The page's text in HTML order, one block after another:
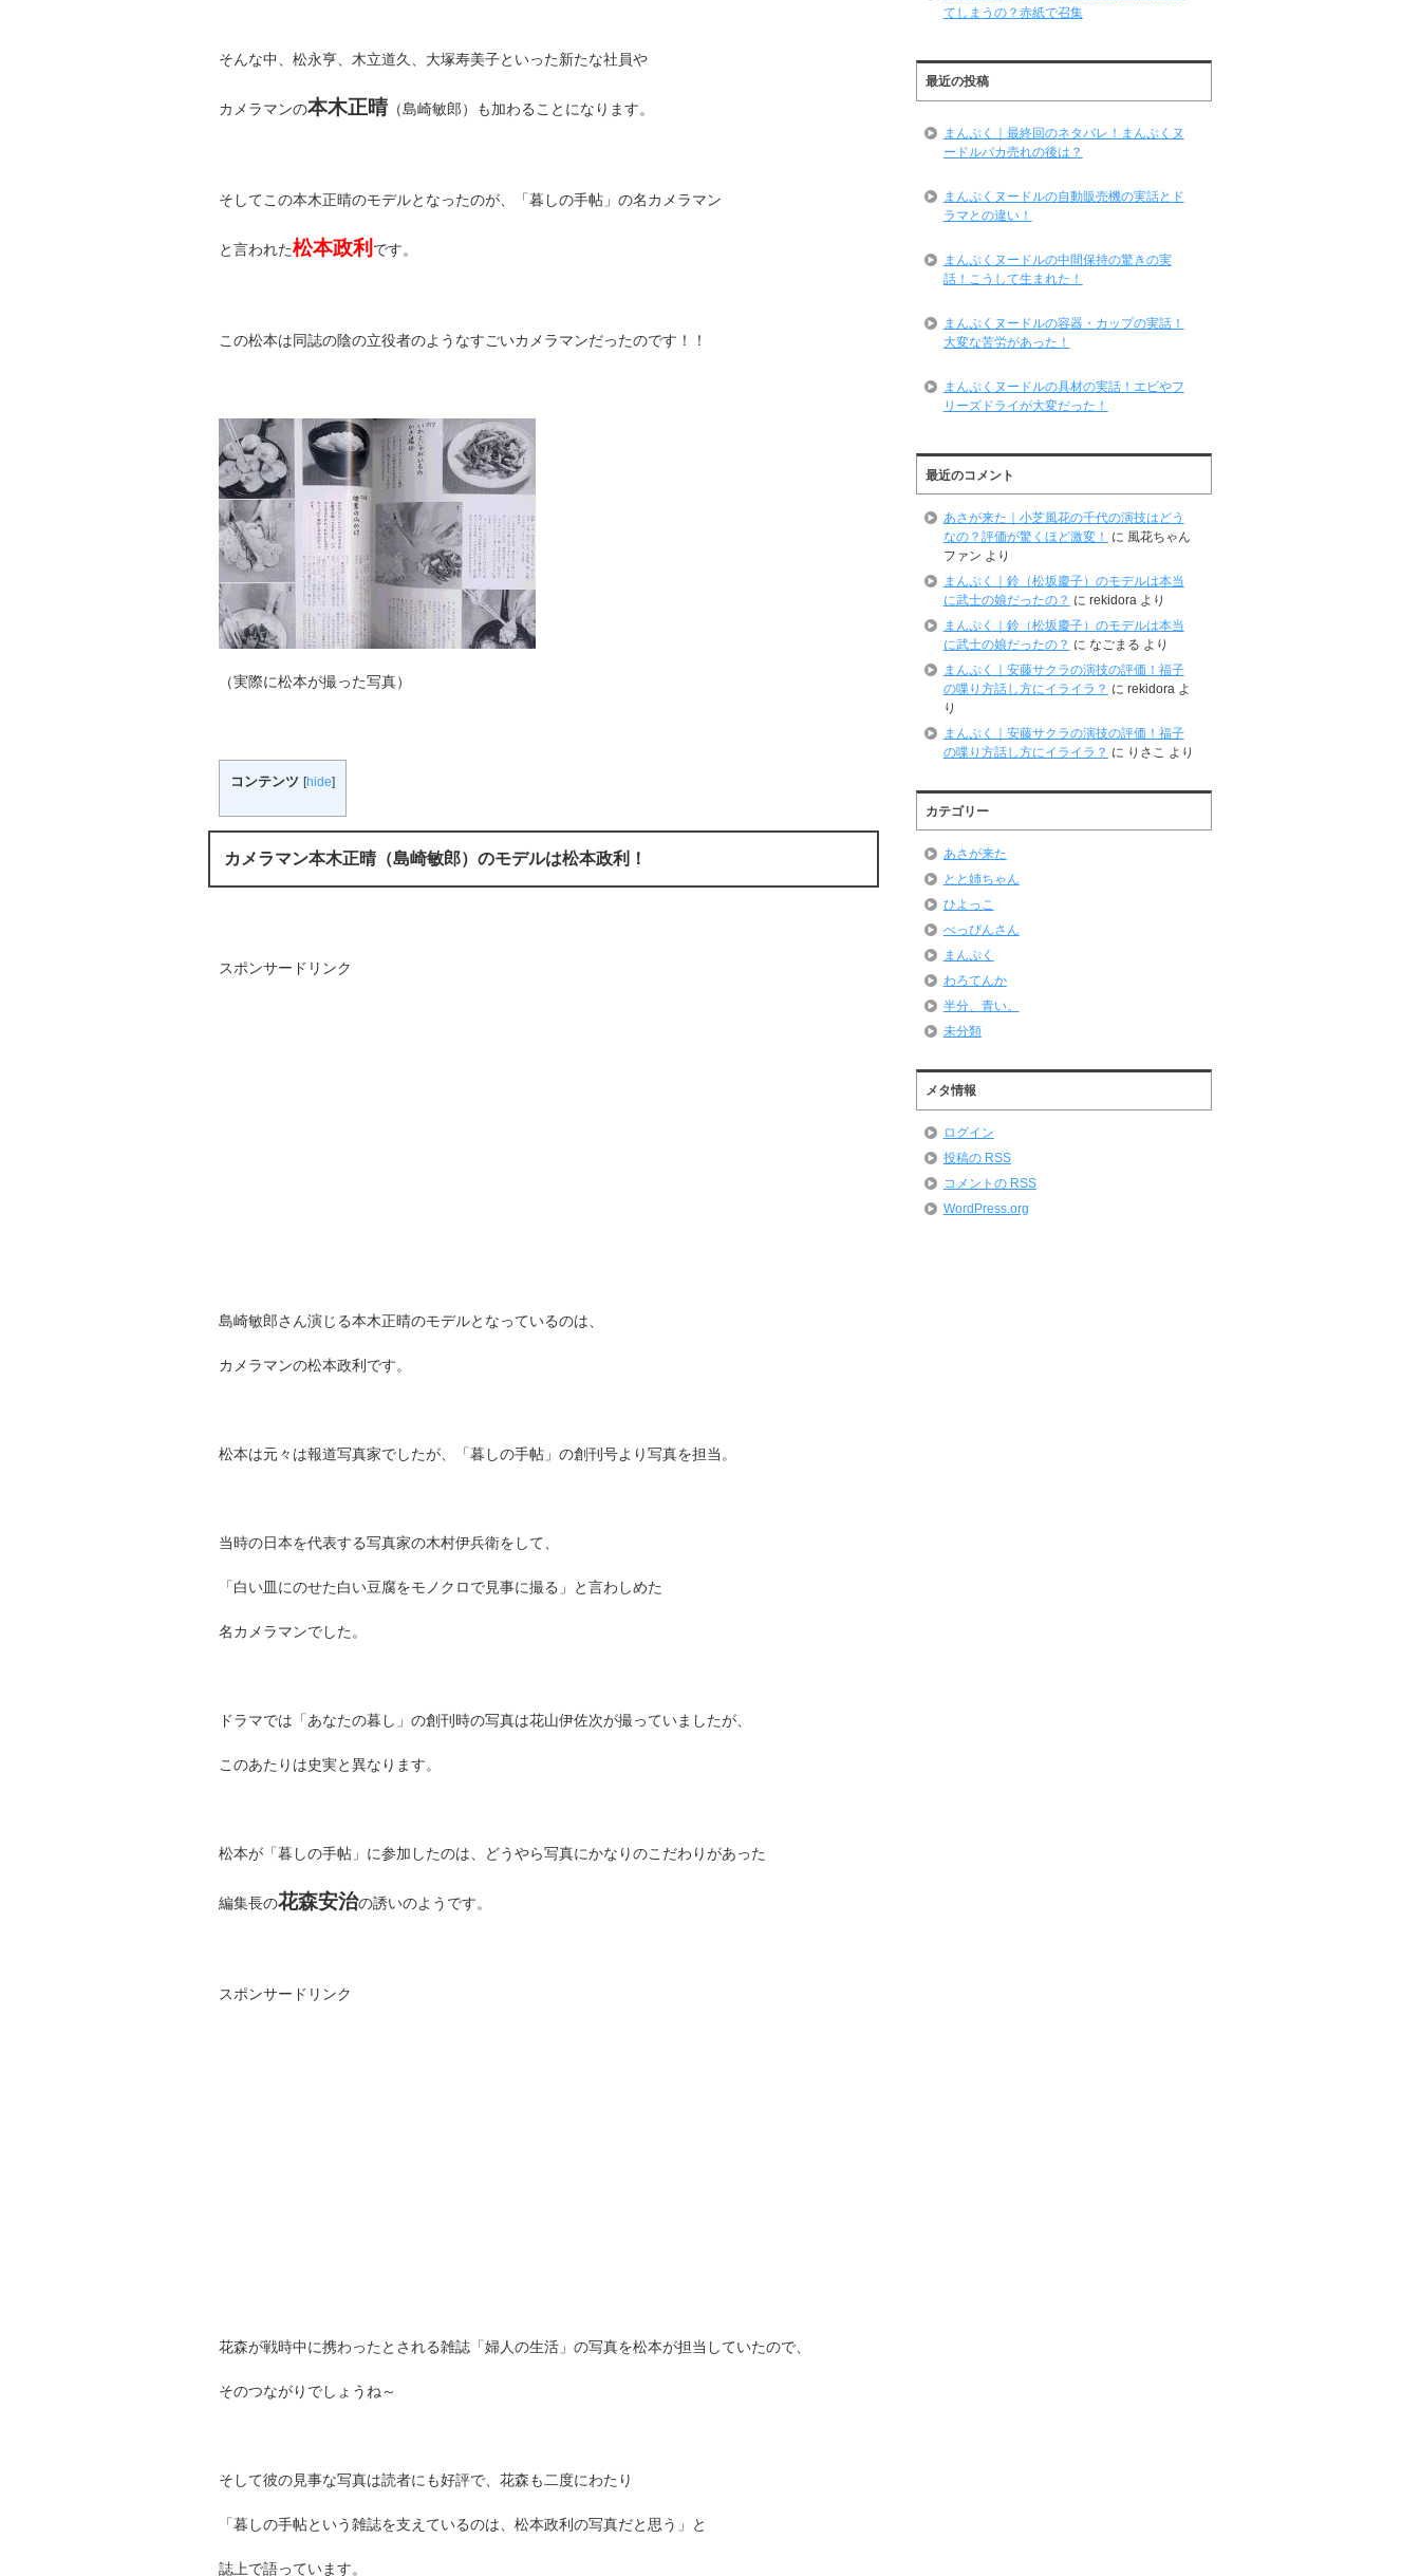
そんな中、松永亨、木立道久、大塚寿美子といった新たな社員や
カメラマンの本木正晴 （島崎敏郎）も加わることになります。
そしてこの本木正晴のモデルとなったのが、「暮しの手帖」の名カメラマン
と言われた松本政利 です。
この松本は同誌の陰の立役者のようなすごいカメラマンだったのです！！
（実際に松本が撮った写真）
コンテンツ [hide]
カメラマン本木正晴（島崎敏郎）のモデルは松本政利！
スポンサードリンク
島崎敏郎さん演じる本木正晴のモデルとなっているのは、
カメラマンの松本政利です。
松本は元々は報道写真家でしたが、「暮しの手帖」の創刊号より写真を担当。
当時の日本を代表する写真家の木村伊兵衛をして、
「白い皿にのせた白い豆腐をモノクロで見事に撮る」と言わしめた
名カメラマンでした。
ドラマでは「あなたの暮し」の創刊時の写真は花山伊佐次が撮っていましたが、
このあたりは史実と異なります。
松本が「暮しの手帖」に参加したのは、どうやら写真にかなりのこだわりがあった
編集長の花森安治の誘いのようです。
スポンサードリンク
花森が戦時中に携わったとされる雑誌「婦人の生活」の写真を松本が担当していたので、
そのつながりでしょうね～
そして彼の見事な写真は読者にも好評で、花森も二度にわたり
「暮しの手帖という雑誌を支えているのは、松本政利の写真だと思う」と
誌上で語っています。
てしまうの？赤紙で召集
最近の投稿
まんぷく｜最終回のネタバレ！まんぷくヌ
ードルバカ売れの後は？
まんぷくヌードルの自動販売機の実話とド
ラマとの違い！
まんぷくヌードルの中間保持の驚きの実
話！こうして生まれた！
まんぷくヌードルの容器・カップの実話！
大変な苦労があった！
まんぷくヌードルの具材の実話！エビやフ
リーズドライが大変だった！
最近のコメント
あさが来た｜小芝風花の千代の演技はどう
なの？評価が驚くほど激変！
に 風花ちゃん
ファン より
まんぷく｜鈴（松坂慶子）のモデルは本当
に武士の娘だったの？ に rekidora より
まんぷく｜鈴（松坂慶子）のモデルは本当
に武士の娘だったの？ に なごまる より
まんぷく｜安藤サクラの演技の評価！福子
の喋り方話し方にイライラ？ に rekidora よ
り
まんぷく｜安藤サクラの演技の評価！福子
の喋り方話し方にイライラ？ に りさこ より
カテゴリー
あさが来た
とと姉ちゃん
ひよっこ
べっぴんさん
まんぷく
わろてんか
半分、青い。
未分類
メタ情報
ログイン
投稿の RSS
コメントの RSS
WordPress.org